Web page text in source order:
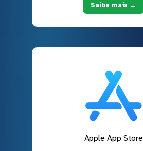
Saiba mais →
Apple App Store